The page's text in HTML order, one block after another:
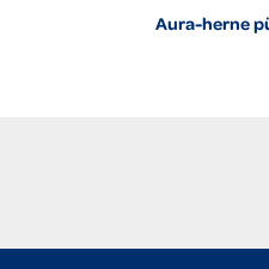
Aura-herne